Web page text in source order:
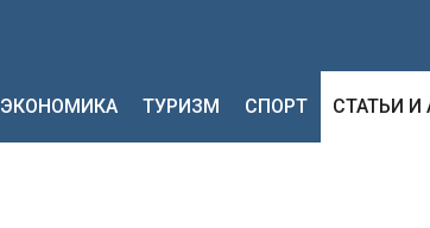
ЭКОНОМИКА ТУРИЗМ СПОРТ СТАТЬИ И